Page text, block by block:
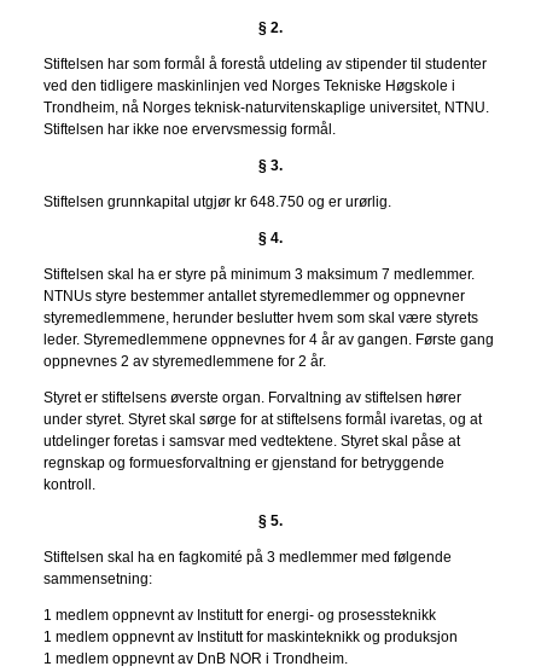
§ 2.
Stiftelsen har som formål å forestå utdeling av stipender til studenter
ved den tidligere maskinlinjen ved Norges Tekniske Høgskole i
Trondheim, nå Norges teknisk-naturvitenskaplige universitet, NTNU.
Stiftelsen har ikke noe ervervsmessig formål.
§ 3.
Stiftelsen grunnkapital utgjør kr 648.750 og er urørlig.
§ 4.
Stiftelsen skal ha er styre på minimum 3 maksimum 7 medlemmer.
NTNUs styre bestemmer antallet styremedlemmer og oppnevner
styremedlemmene, herunder beslutter hvem som skal være styrets
leder. Styremedlemmene oppnevnes for 4 år av gangen. Første gang
oppnevnes 2 av styremedlemmene for 2 år.
Styret er stiftelsens øverste organ. Forvaltning av stiftelsen hører
under styret. Styret skal sørge for at stiftelsens formål ivaretas, og at
utdelinger foretas i samsvar med vedtektene. Styret skal påse at
regnskap og formuesforvaltning er gjenstand for betryggende
kontroll.
§ 5.
Stiftelsen skal ha en fagkomité på 3 medlemmer med følgende
sammensetning:
1 medlem oppnevnt av Institutt for energi- og prosessteknikk
1 medlem oppnevnt av Institutt for maskinteknikk og produksjon
1 medlem oppnevnt av DnB NOR i Trondheim.